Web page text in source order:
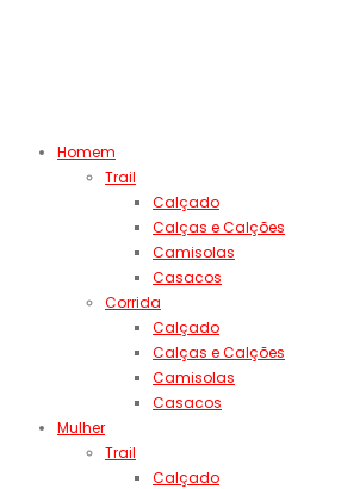
Homem
Trail
Calçado
Calças e Calções
Camisolas
Casacos
Corrida
Calçado
Calças e Calções
Camisolas
Casacos
Mulher
Trail
Calçado